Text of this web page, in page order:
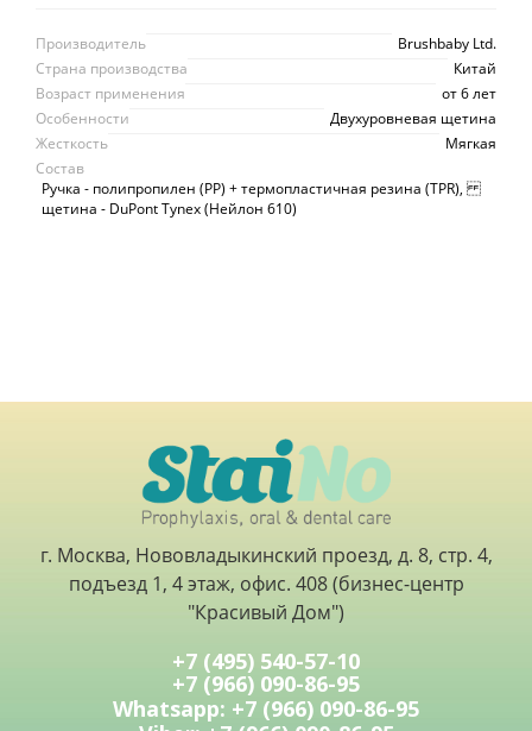
Производитель
Brushbaby Ltd.
Страна производства
Китай
Возраст применения
от 6 лет
Особенности
Двухуровневая щетина
Жесткость
Мягкая
Состав
Ручка - полипропилен (PP) + термопластичная резина (TPR),
щетина - DuPont Tynex (Нейлон 610)
г. Москва, Нововладыкинский проезд, д. 8, стр. 4,
подъезд 1, 4 этаж, офис. 408 (бизнес-центр
"Красивый Дом")
+7 (495) 540-57-10
+7 (966) 090-86-95
Whatsapp: +7 (966) 090-86-95